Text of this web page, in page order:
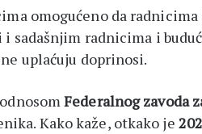
omogućeno da radnicima
i sadašnjim radnicima i
uplaćuju doprinosi.
Federalnog zavoda
Kako kaže, otkako je